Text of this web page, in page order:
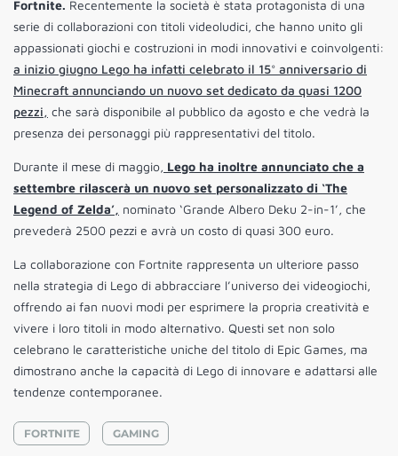
Fortnite. Recentemente la società è stata protagonista di una
serie di collaborazioni con titoli videoludici, che hanno unito gli
appassionati giochi e costruzioni in modi innovativi e coinvolgenti:
a inizio giugno Lego ha infatti celebrato il 15° anniversario di
Minecraft annunciando un nuovo set dedicato da quasi 1200
pezzi, che sarà disponibile al pubblico da agosto e che vedrà la
presenza dei personaggi più rappresentativi del titolo.
Durante il mese di maggio, Lego ha inoltre annunciato che a
settembre rilascerà un nuovo set personalizzato di ‘The
Legend of Zelda’, nominato ‘Grande Albero Deku 2-in-1’, che
prevederà 2500 pezzi e avrà un costo di quasi 300 euro.
La collaborazione con Fortnite rappresenta un ulteriore passo
nella strategia di Lego di abbracciare l’universo dei videogiochi,
offrendo ai fan nuovi modi per esprimere la propria creatività e
vivere i loro titoli in modo alternativo. Questi set non solo
celebrano le caratteristiche uniche del titolo di Epic Games, ma
dimostrano anche la capacità di Lego di innovare e adattarsi alle
tendenze contemporanee.
FORTNITE GAMING